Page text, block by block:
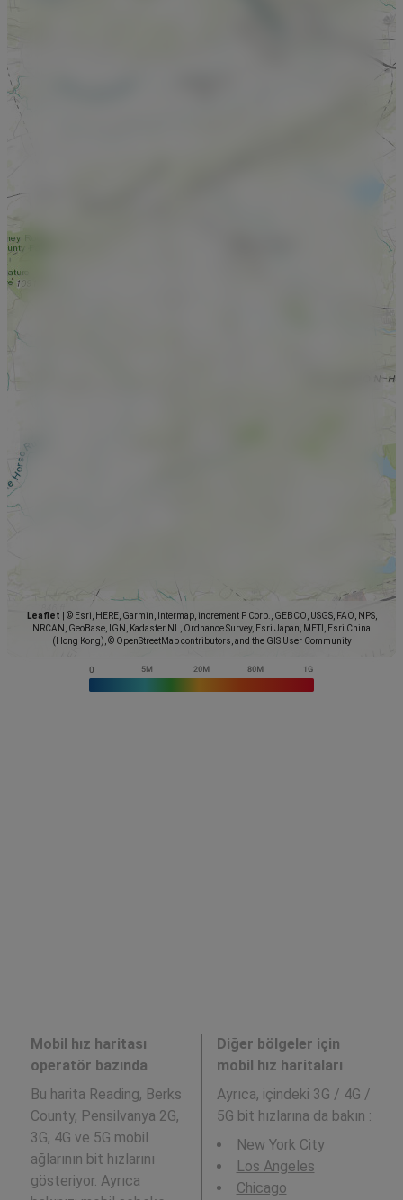
Leaflet
© Esri, HERE, Garmin, Intermap, increment P Corp., GEBCO, USGS, FAO, NPS,
NRCAN, GeoBase, IGN, Kadaster NL, Ordnance Survey, Esri Japan, METI, Esri China
(Hong Kong), © OpenStreetMap contributors, and the GIS User Community
Mobil hız haritası
operatör bazında
Bu harita Reading, Berks
County, Pensilvanya 2G,
3G, 4G ve 5G mobil
ağlarının bit hızlarını
gösteriyor. Ayrıca
Diğer bölgeler için
mobil hız haritaları
Ayrıca, içindeki 3G / 4G /
5G bit hızlarına da bakın :
New York City
Los Angeles
Chicago